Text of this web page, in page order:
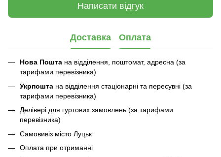
Написати відгук
Доставка Оплата
Нова Пошта на відділення, поштомат, адресна (за
тарифами перевізника)
Укрпошта на відділення стаціонарні та пересувні (за
тарифами перевізника)
Делівері для гуртових замовлень (за тарифами
перевізника)
Самовивіз місто Луцьк
Оплата при отриманні